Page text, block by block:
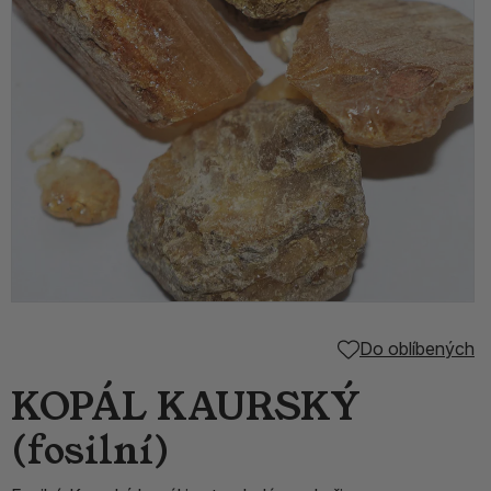
Do oblíbených
KOPÁL KAURSKÝ
(fosilní)